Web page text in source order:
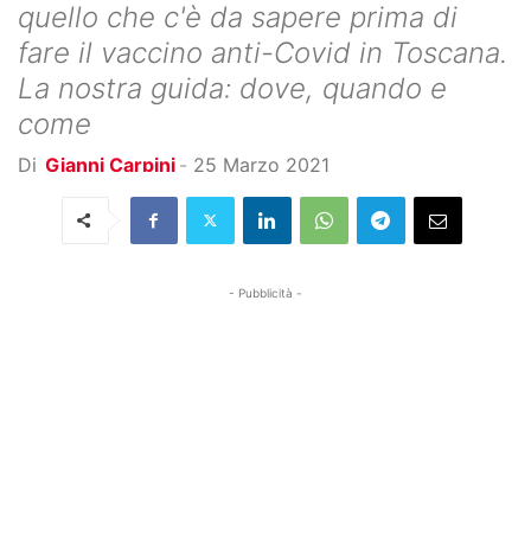
quello che c'è da sapere prima di
fare il vaccino anti-Covid in Toscana.
La nostra guida: dove, quando e
come
Di Gianni Carpini - 25 Marzo 2021
- Pubblicità -